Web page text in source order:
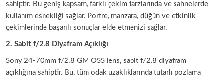
sahiptir. Bu geniş kapsam, farklı çekim tarzlarında ve sahnelerde
kullanım esnekliği sağlar. Portre, manzara, düğün ve etkinlik
çekimlerinde başarılı sonuçlar elde etmenizi sağlar.
2. Sabit f/2.8 Diyafram Açıklığı
Sony 24-70mm f/2.8 GM OSS lens, sabit f/2.8 diyafram
açıklığına sahiptir. Bu, tüm odak uzaklıklarında tutarlı pozlama